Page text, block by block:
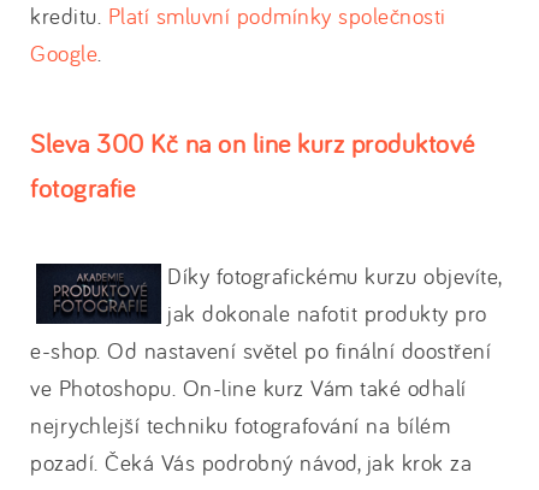
kreditu. Platí smluvní podmínky společnosti
Google.
Sleva 300 Kč na on line kurz produktové
fotografie
Díky fotografickému kurzu objevíte,
jak dokonale nafotit produkty pro
e-shop. Od nastavení světel po finální doostření
ve Photoshopu. On-line kurz Vám také odhalí
nejrychlejší techniku fotografování na bílém
pozadí. Čeká Vás podrobný návod, jak krok za